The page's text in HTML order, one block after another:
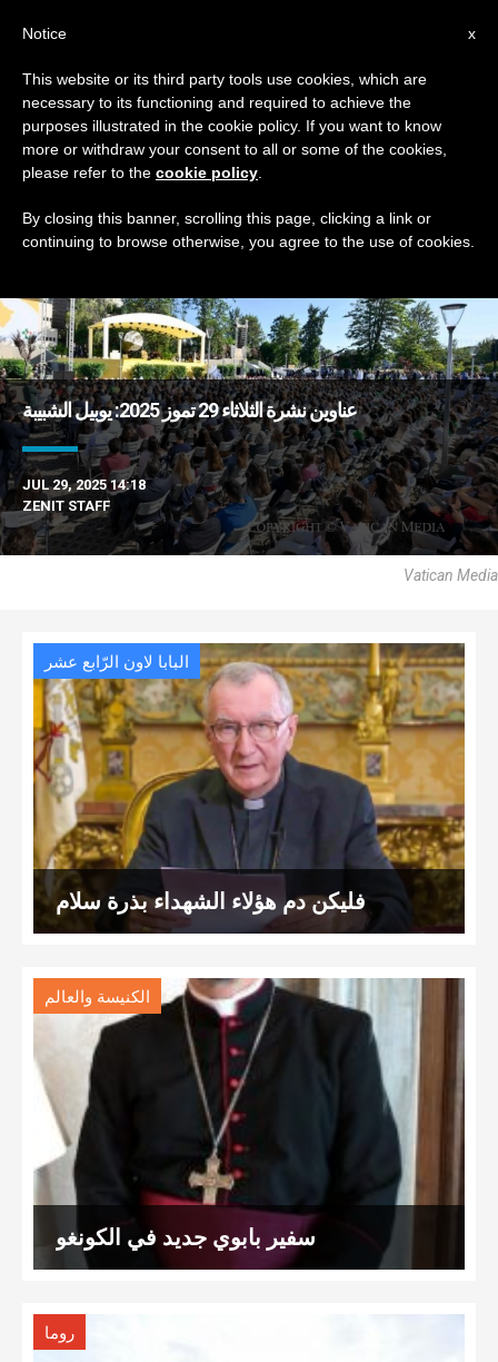
TAG
DERNIÈRES NOUVELLES
عناوين نشرة الثلاثاء 29 تموز 2025: يوبيل الشبيبة
JUL 29, 2025 14:18
ZENIT STAFF
Vatican Media
البابا لاون الرّابع عشر
فليكن دم هؤلاء الشهداء بذرة سلام
الكنيسة والعالم
سفير بابوي جديد في الكونغو
روما
x
Notice
This website or its third party tools use cookies, which are
necessary to its functioning and required to achieve the
purposes illustrated in the cookie policy. If you want to know
more or withdraw your consent to all or some of the cookies,
please refer to the cookie policy
By closing this banner, scrolling this page, clicking a link or
continuing to browse otherwise, you agree to the use of cookies.